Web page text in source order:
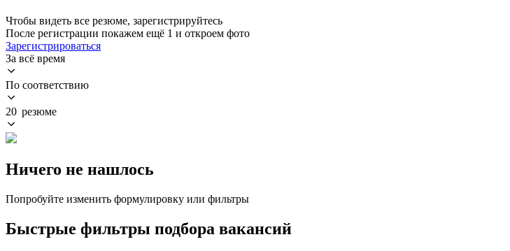
Чтобы видеть все резюме, зарегистрируйтесь
После регистрации покажем ещё 1 и откроем фото
Зарегистрироваться
За всё время
По соответствию
20 резюме
Ничего не нашлось
Попробуйте изменить формулировку или фильтры
Быстрые фильтры подбора вакансий